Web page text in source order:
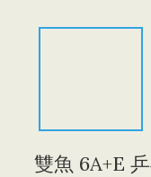
雙魚 6A+E